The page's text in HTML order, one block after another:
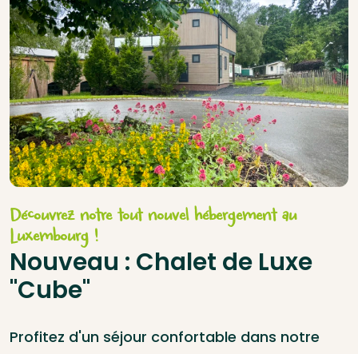
Découvrez notre tout nouvel hébergement au
Luxembourg !
Nouveau : Chalet de Luxe
"Cube"
Profitez d'un séjour confortable dans notre